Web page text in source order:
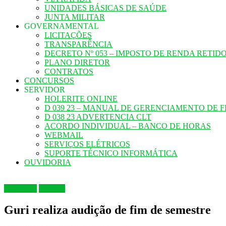
UNIDADES BÁSICAS DE SAÚDE
JUNTA MILITAR
GOVERNAMENTAL
LICITAÇÕES
TRANSPARÊNCIA
DECRETO Nº 053 – IMPOSTO DE RENDA
PLANO DIRETOR
CONTRATOS
CONCURSOS
SERVIDOR
HOLERITE ONLINE
D 039 23 – MANUAL DE GERENCIAMENTO DE
D 038 23 ADVERTENCIA CLT
ACORDO INDIVIDUAL – BANCO DE HORAS
WEBMAIL
SERVIÇOS ELÉTRICOS
SUPORTE TÉCNICO INFORMÁTICA
OUVIDORIA
Guri realiza audição de fim de semestre